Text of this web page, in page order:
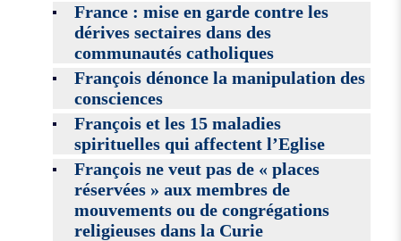
France : mise en garde contre les
dérives sectaires dans des
communautés catholiques
François dénonce la manipulation des
consciences
François et les 15 maladies
spirituelles qui affectent l’Eglise
François ne veut pas de « places
réservées » aux membres de
mouvements ou de congrégations
religieuses dans la Curie